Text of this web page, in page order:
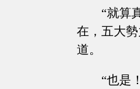
“就算
在，五大
道。
“也是